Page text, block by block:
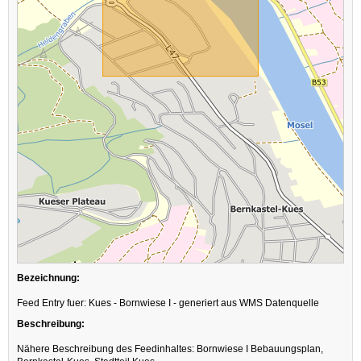
Bezeichnung:
Feed Entry fuer: Kues - Bornwiese I - generiert aus WMS Datenquelle
Beschreibung:
Nähere Beschreibung des Feedinhaltes: Bornwiese I Bebauungsplan,